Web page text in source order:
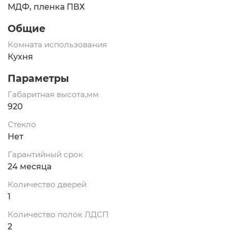
МДФ, пленка ПВХ
Общие
Комната использования
Кухня
Параметры
Габаритная высота,мм
920
Стекло
Нет
Гарантийный срок
24 месяца
Количество дверей
1
Количество полок ЛДСП
2